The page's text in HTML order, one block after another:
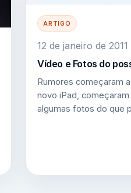
ARTIGO
12 de janeiro de 2011
Vídeo e Fotos do
Rumores começaram
novo iPad,
algumas fotos do que